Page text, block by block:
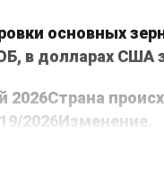
основных
в долларах США
2026Страна
2026Изменение.